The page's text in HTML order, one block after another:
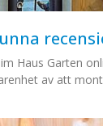
Haus Garten
av att